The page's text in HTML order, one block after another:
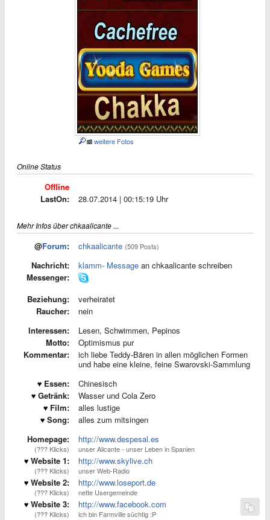
weitere Fotos
Online Status
Offline
LastOn:
28.07.2014 | 00:15:19 Uhr
Mehr Infos über chkaalicante ...
@Forum: chkaalicante (509 Posts)
Nachricht: klamm- Message an chkaalicante schreiben
Messenger:
Beziehung:
verheiratet
Raucher:
nein
Interessen:
Lesen, Schwimmen, Pepinos
Motto:
Optimismus pur
Kommentar:
ich liebe Teddy-Bären in allen möglichen Formen
und habe eine kleine, feine Swarovski-Sammlung
Essen:
Chinesisch
Getränk:
Wasser und Cola Zero
Film:
alles lustige
Song:
alles zum mitsingen
Homepage:
(??? Klicks)
http://www.despesal.es
unser Alicante - unser Leben in Spanien
Website 1:
(??? Klicks)
http://www.skylive.ch
unser Web-Radio
Website 2:
(??? Klicks)
http://www.loseport.de
nette Usergemeinde
Website 3:
(??? Klicks)
http://www.facebook.com
ich bin Farmville süchtig :P